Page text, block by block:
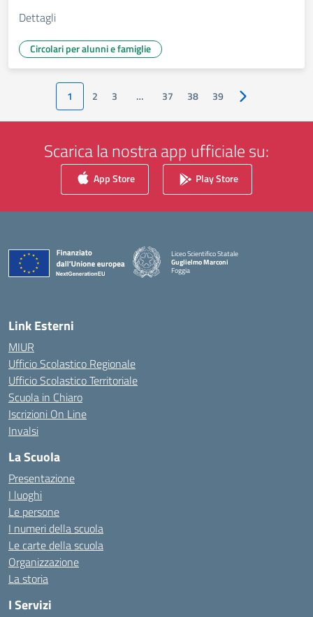
Dettagli
Circolari per alunni e famiglie
1 2 3 … 37 38 39 Pagina
Scarica la nostra app ufficiale su:
App Store Play Store
Liceo Scientifico Statale
Guglielmo Marconi
Foggia
— Visita la pagina iniziale della scuola
Link Esterni
MIUR
Ufficio Scolastico Regionale
Ufficio Scolastico Territoriale
Scuola in Chiaro
Iscrizioni On Line
Invalsi
La Scuola
Presentazione
I luoghi
Le persone
I numeri della scuola
Le carte della scuola
Organizzazione
La storia
I Servizi